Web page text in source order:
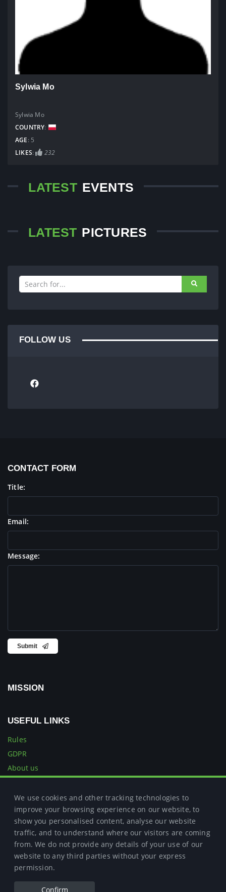
Sylwia Mo
Sylwia Mo
COUNTRY:
AGE: 5
LIKES: 232
LATEST EVENTS
LATEST PICTURES
FOLLOW US
CONTACT FORM
Title:
Email:
Message:
Submit
MISSION
USEFUL LINKS
Rules
GDPR
About us
Investor
FAQ
We use cookies and other tracking technologies to
improve your browsing experience on our website, to
show you personalised content, analyse our website
traffic, and to understand where our visitors are coming
from. We do not provide any details of your use of our
website to any third parties without your express
permission.
Confirm